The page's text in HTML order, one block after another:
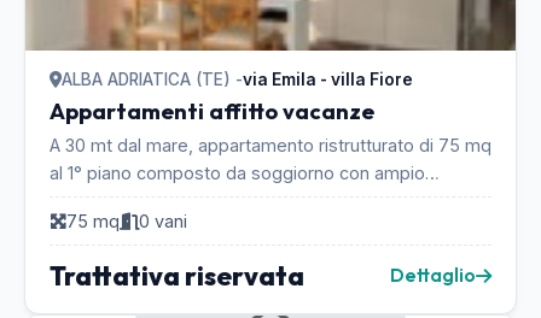
ALBA ADRIATICA (TE) -via Emila - villa Fiore
Appartamenti affitto vacanze
A 30 mt dal mare, appartamento ristrutturato di 75 mq
al 1° piano composto da soggiorno con ampio
terrazzo, cucina, 2 camere matrimoniali (1 con balco...
75 mq
0 vani
Trattativa riservata Dettaglio